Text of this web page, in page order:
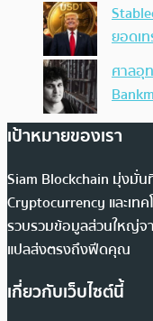
ยอดเ
ศาลอุ
เป้าหมายของเรา
Siam Blockchain มุ่งมั่น
Cryptocurrency และเท
รวบรวมข้อมูลส่วนใหญ่จา
แปลส่งตรงถึงฟีดคุณ
เกี่ยวกับเว็บไซต์นี้